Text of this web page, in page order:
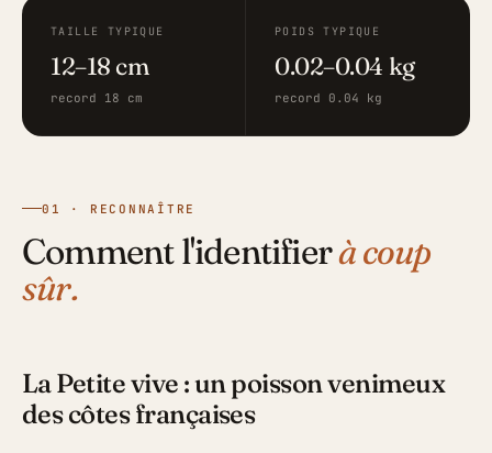
TAILLE TYPIQUE
12–18 cm
record 18 cm
POIDS TYPIQUE
0.02–0.04 kg
record 0.04 kg
01 · RECONNAÎTRE
Comment l'identifierà coup
sûr.
La Petite vive : un poisson venimeux
des côtes françaises